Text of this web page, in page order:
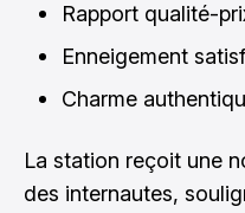
Rapport qualité-
Enneigement
Charme
La station reçoit une
des internautes,